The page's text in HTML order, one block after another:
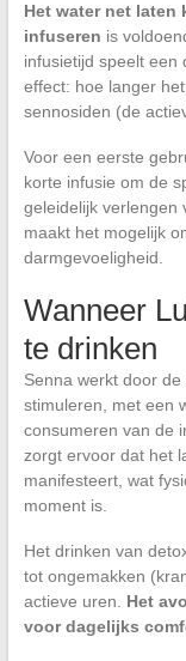
Het water net laten
infuseren is
infusietijd speelt een
effect: hoe langer
sennosiden (de
Voor een eerste
korte infusie om de
geleidelijk verlengen
maakt het mogelijk
darmgevoeligheid.
Wanneer
te drinken
Senna werkt door
stimuleren, met een
consumeren van de
zorgt ervoor dat het
manifesteert, wat
moment is.
Het drinken van
tot ongemakken
actieve uren. Het
voor dagelijks